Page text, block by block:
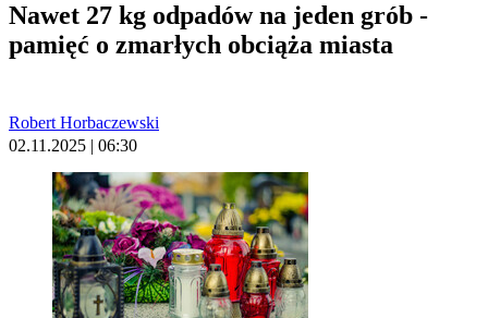
Nawet 27 kg odpadów na jeden grób -
pamięć o zmarłych obciąża miasta
Robert Horbaczewski
02.11.2025 | 06:30